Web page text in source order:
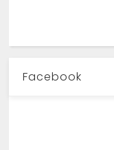
Facebook